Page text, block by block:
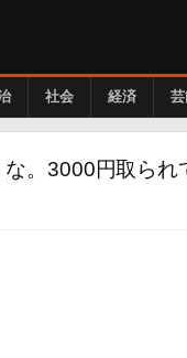
社会 経済
。3000円取られ